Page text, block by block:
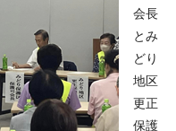
会長
とみ
どり
地区
更正
保護